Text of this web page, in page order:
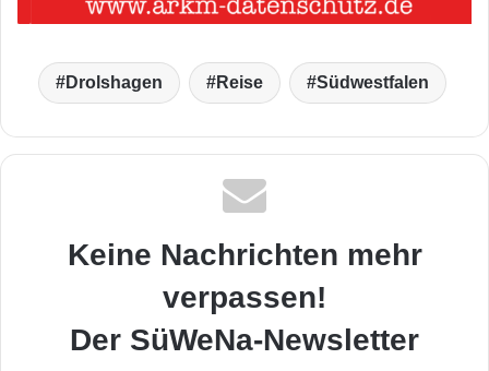
Drolshagen Reise Südwestfalen
Keine Nachrichten mehr
verpassen!
Der SüWeNa-Newsletter